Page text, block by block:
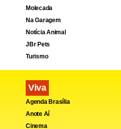
Facebook
Molecada
Na Garagem
Notícia Animal
JBr Pets
Turismo
Viva
Agenda Brasília
Anote Aí
Cinema